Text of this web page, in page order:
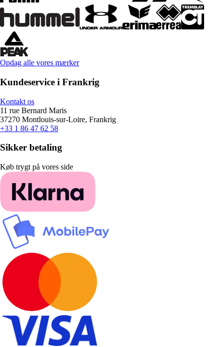
Opdag alle vores mærker
Kundeservice i Frankrig
Kontakt os
11 rue Bernard Maris
37270 Montlouis-sur-Loire, Frankrig
+33 1 86 47 62 58
Sikker betaling
Køb trygt på vores side